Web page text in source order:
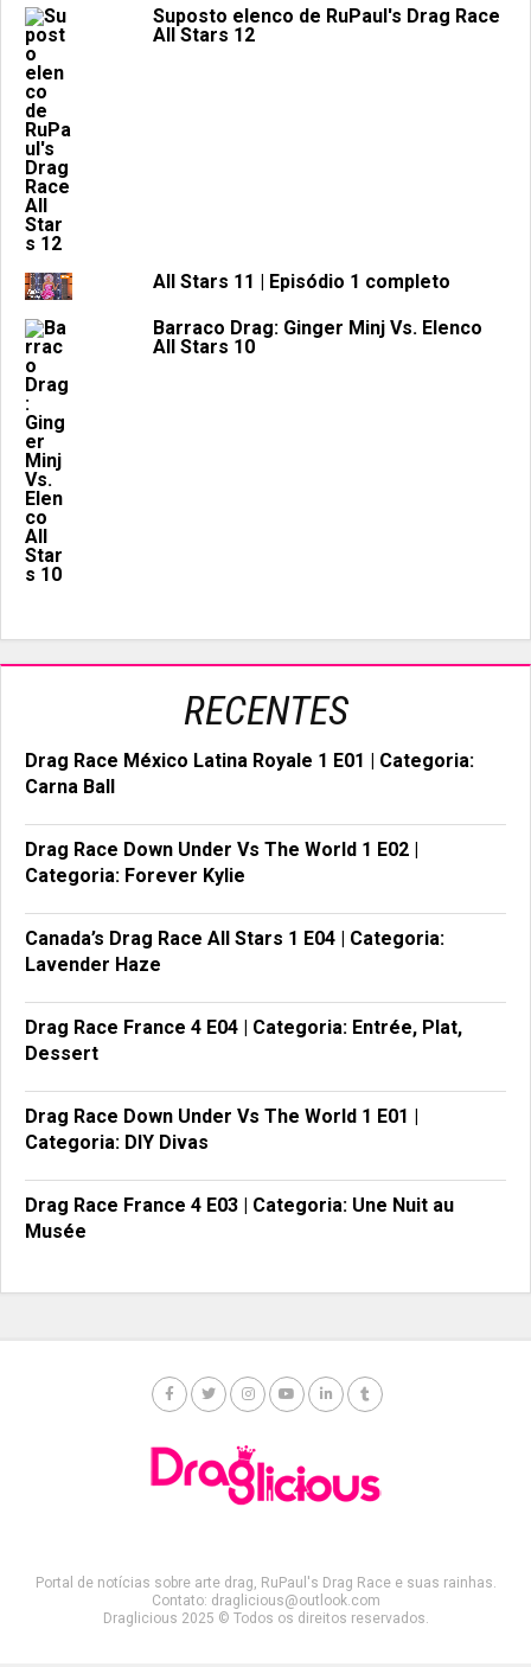
Suposto elenco de RuPaul's Drag Race
All Stars 12
All Stars 11 | Episódio 1 completo
Barraco Drag: Ginger Minj Vs. Elenco
All Stars 10
RECENTES
Drag Race México Latina Royale 1 E01 | Categoria:
Carna Ball
Drag Race Down Under Vs The World 1 E02 |
Categoria: Forever Kylie
Canada’s Drag Race All Stars 1 E04 | Categoria:
Lavender Haze
Drag Race France 4 E04 | Categoria: Entrée, Plat,
Dessert
Drag Race Down Under Vs The World 1 E01 |
Categoria: DIY Divas
Drag Race France 4 E03 | Categoria: Une Nuit au
Musée
Portal de notícias sobre arte drag, RuPaul's Drag Race e suas rainhas.
Contato: draglicious@outlook.com
Draglicious 2025 © Todos os direitos reservados.